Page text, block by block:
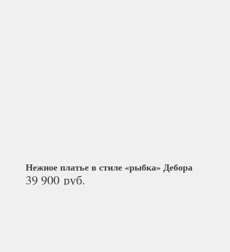
Нежное платье в стиле «рыбка»Дебора
39 900 руб.